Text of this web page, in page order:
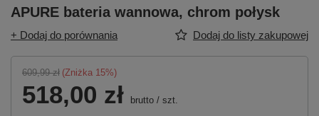
APURE bateria wannowa, chrom połysk
+ Dodaj do porównania Dodaj do listy zakupowej
609,99 zł (Zniżka 15%)
518,00 zł brutto / szt.